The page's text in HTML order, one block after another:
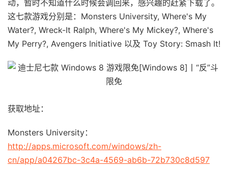
动，暂时不知道什么时候会调回来，感兴趣的赶紧下载了。
这七款游戏分别是：Monsters University, Where's My
Water?, Wreck-It Ralph, Where's My Mickey?, Where's
My Perry?, Avengers Initiative 以及 Toy Story: Smash It!
获取地址：
Monsters University：
http://apps.microsoft.com/windows/zh-
cn/app/a04267bc-3c4a-4569-ab6b-72b730c8d597